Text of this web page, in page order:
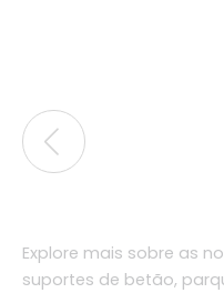
Explore mais sobre as
suportes de betão,